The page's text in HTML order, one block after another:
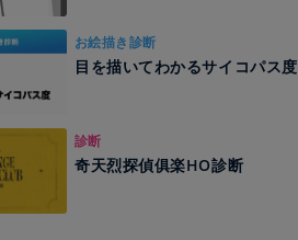
お絵描き診断
目を描いてわかるサイコパス度
診断
奇天烈探偵俱楽HO診断